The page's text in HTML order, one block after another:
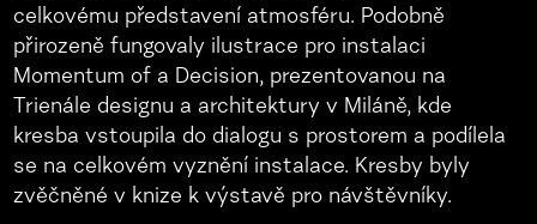
celkovému představení atmosféru. Podobně
přirozeně fungovaly ilustrace pro instalaci
Momentum of a Decision, prezentovanou na
Trienále designu a architektury v Miláně, kde
kresba vstoupila do dialogu s prostorem a podílela
se na celkovém vyznění instalace. Kresby byly
zvěčněné v knize k výstavě pro návštěvníky.